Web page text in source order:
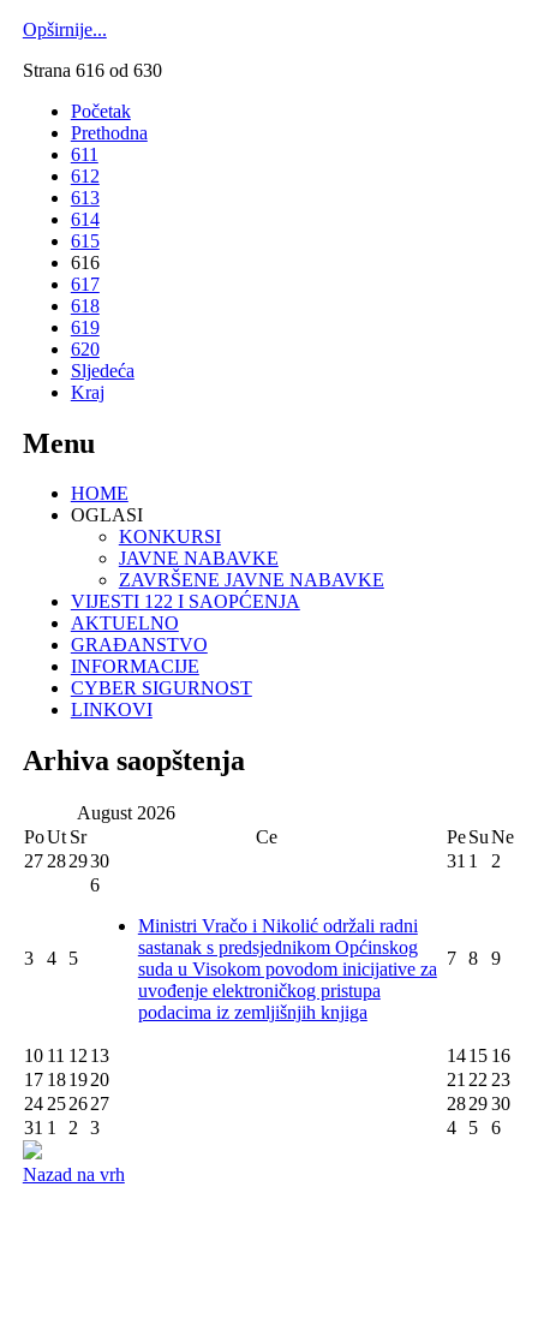
Opširnije...
Strana 616 od 630
Početak
Prethodna
611
612
613
614
615
616
617
618
619
620
Sljedeća
Kraj
Menu
HOME
OGLASI
KONKURSI
JAVNE NABAVKE
ZAVRŠENE JAVNE NABAVKE
VIJESTI 122 I SAOPĆENJA
AKTUELNO
GRAĐANSTVO
INFORMACIJE
CYBER SIGURNOST
LINKOVI
Arhiva saopštenja
August 2026
PoUt Sr Ce PeSuNe
27 282930 31 1 2
3 4 5
6
Ministri Vračo i Nikolić održali radni
sastanak s predsjednikom Općinskog
suda u Visokom povodom inicijative za
uvođenje elektroničkog pristupa
podacima iz zemljišnjih knjiga
7 8 9
10 11 12 13 1415 16
17 181920 21 22 23
24 252627 282930
31 1 2 3 4 5 6
Nazad na vrh